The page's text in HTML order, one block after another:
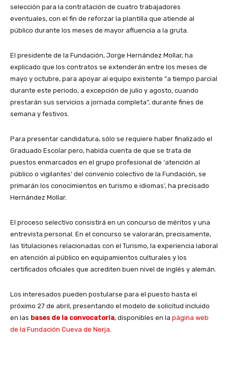
selección para la contratación de cuatro trabajadores
eventuales, con el fin de reforzar la plantilla que atiende al
público durante los meses de mayor afluencia a la gruta.
El presidente de la Fundación, Jorge Hernández Mollar, ha
explicado que los contratos se extenderán entre los meses de
mayo y octubre, para apoyar al equipo existente “a tiempo parcial
durante este periodo, a excepción de julio y agosto, cuando
prestarán sus servicios a jornada completa”, durante fines de
semana y festivos.
Para presentar candidatura, sólo se requiere haber finalizado el
Graduado Escolar pero, habida cuenta de que se trata de
puestos enmarcados en el grupo profesional de ‘atención al
público o vigilantes’ del convenio colectivo de la Fundación, se
primarán los conocimientos en turismo e idiomas’, ha precisado
Hernández Mollar.
El proceso selectivo consistirá en un concurso de méritos y una
entrevista personal. En el concurso se valorarán, precisamente,
las titulaciones relacionadas con el Turismo, la experiencia laboral
en atención al público en equipamientos culturales y los
certificados oficiales que acrediten buen nivel de inglés y alemán.
Los interesados pueden postularse para el puesto hasta el
próximo 27 de abril, presentando el modelo de solicitud incluido
en las bases de la convocatoria, disponibles en la página web
de la Fundación Cueva de Nerja.